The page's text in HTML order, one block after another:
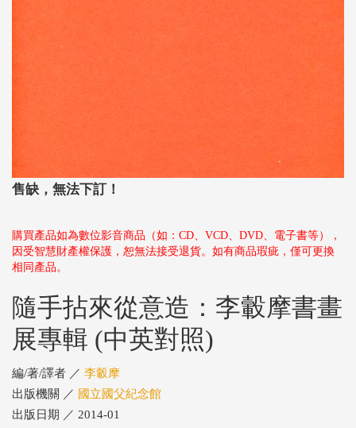
售缺，無法下訂！
購買產品如為數位影音商品（如：CD、VCD、DVD、電子書等），
因受智慧財產權保護，恕無法接受退貨。如有商品瑕疵，僅可更換
相同產品。
隨手拈來從意造：李轂摩書畫
展專輯 (中英對照)
編/著/譯者 ／ 李轂摩
出版機關 ／ 國立國父紀念館
出版日期 ／ 2014-01